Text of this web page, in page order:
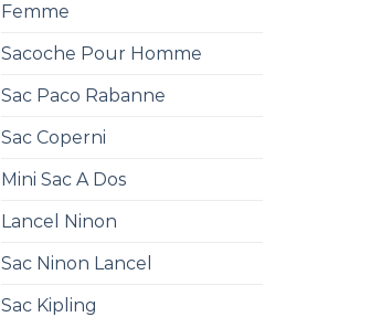
Femme
Sacoche Pour Homme
Sac Paco Rabanne
Sac Coperni
Mini Sac A Dos
Lancel Ninon
Sac Ninon Lancel
Sac Kipling